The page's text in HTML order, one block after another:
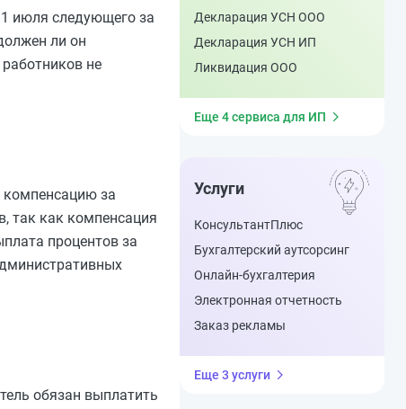
июля следующего за
ли он
не
компенсацию за
так как компенсация
процентов за
обязан выплатить
Декларация УСН ООО
Декларация УСН ИП
Ликвидация ООО
Еще 4 сервиса для ИП
Услуги
КонсультантПлюс
Бухгалтерский аутсорсинг
Онлайн-бухгалтерия
Электронная отчетность
Заказ рекламы
Еще 3 услуги